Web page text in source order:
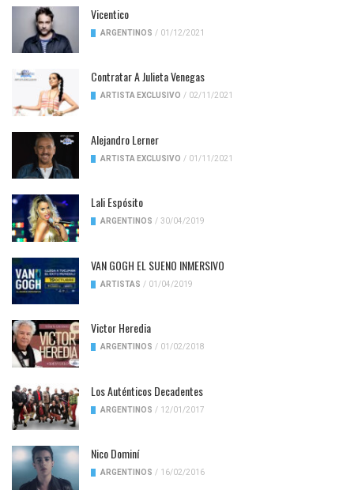
Vicentico
ARGENTINOS / 01/12/2021
Contratar A Julieta Venegas
ARTISTA EXCLUSIVO / 02/11/2021
Alejandro Lerner
ARTISTA EXCLUSIVO / 01/11/2021
Lali Espósito
ARGENTINOS / 30/04/2019
VAN GOGH EL SUENO INMERSIVO
ARTISTAS / 01/04/2019
Victor Heredia
ARGENTINOS / 01/02/2018
Los Auténticos Decadentes
ARGENTINOS / 12/01/2017
Nico Dominí
ARGENTINOS / 16/02/2016